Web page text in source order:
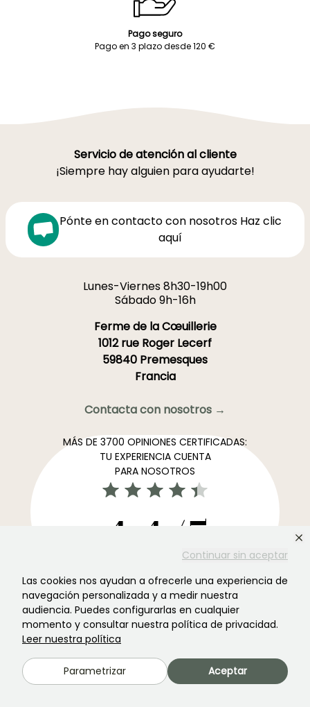
Continuar sin aceptar
Las cookies nos ayudan a ofrecerle una experiencia de
navegación personalizada y a medir nuestra
audiencia. Puedes configurarlas en cualquier
momento y consultar nuestra política de privacidad.
Leer nuestra política
Parametrizar Aceptar
Pago seguro
Pago en 3 plazo desde 120 €
Servicio de atención al cliente
¡Siempre hay alguien para ayudarte!
Pónte en contacto con nosotros Haz clic
aquí
Lunes-Viernes 8h30-19h00
Sábado 9h-16h
Ferme de la Cœuillerie
1012 rue Roger Lecerf
59840 Premesques
Francia
Contacta con nosotros →
MÁS DE 3700 OPINIONES CERTIFICADAS:
TU EXPERIENCIA CUENTA
PARA NOSOTROS
4,4/5
Todos los comentarios →
El boletín informativo más preferido de los jardines →
Recibe nuestros consejos y ofertas para disfrutar de tu
jardin en todas las estaciones del año